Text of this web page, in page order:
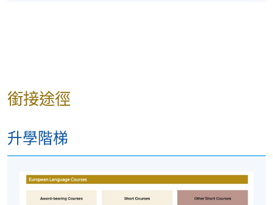
銜接途徑
升學階梯